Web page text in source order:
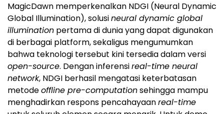
MagicDawn memperkenalkan NDGI (Neural Dynamic
Global Illumination), solusineural dynamic global
illumination pertama di dunia yang dapat digunakan
di berbagai platform, sekaligus mengumumkan
bahwa teknologi tersebut kini tersedia dalam versi
open-source. Dengan inferensireal-time neural
network, NDGI berhasil mengatasi keterbatasan
metodeoffline pre-computationsehingga mampu
menghadirkan respons pencahayaanreal-time